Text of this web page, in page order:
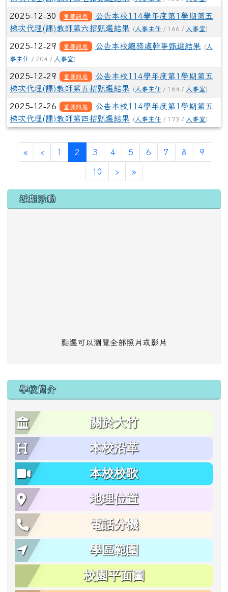
2025-12-30 重要訊息
公告本校114學年度第1學期第五
梯次代理(課)教師第六招甄選結果
( 人事主任 / 166 / 人事室)
2025-12-29 重要訊息 公告本校總務處幹事甄選結果 (人
事主任 / 204 / 人事室)
2025-12-29 重要訊息
公告本校114學年度第1學期第五
梯次代理(課)教師第五招甄選結果
( 人事主任 / 164 / 人事室)
2025-12-26 重要訊息
公告本校114學年度第1學期第五
梯次代理(課)教師第四招甄選結果
( 人事主任 / 173 / 人事室)
«第一頁
‹ 上一頁
1 2 (目前頁次)
3 4 5 6 7 8 9
10 ›下一頁
»最後頁
左邊區域內容
近期活動
點選可以瀏覽全部照片或影片
學校簡介
關於大竹
本校沿革
本校校歌
地理位置
電話分機
學區範圍
校園平面圖